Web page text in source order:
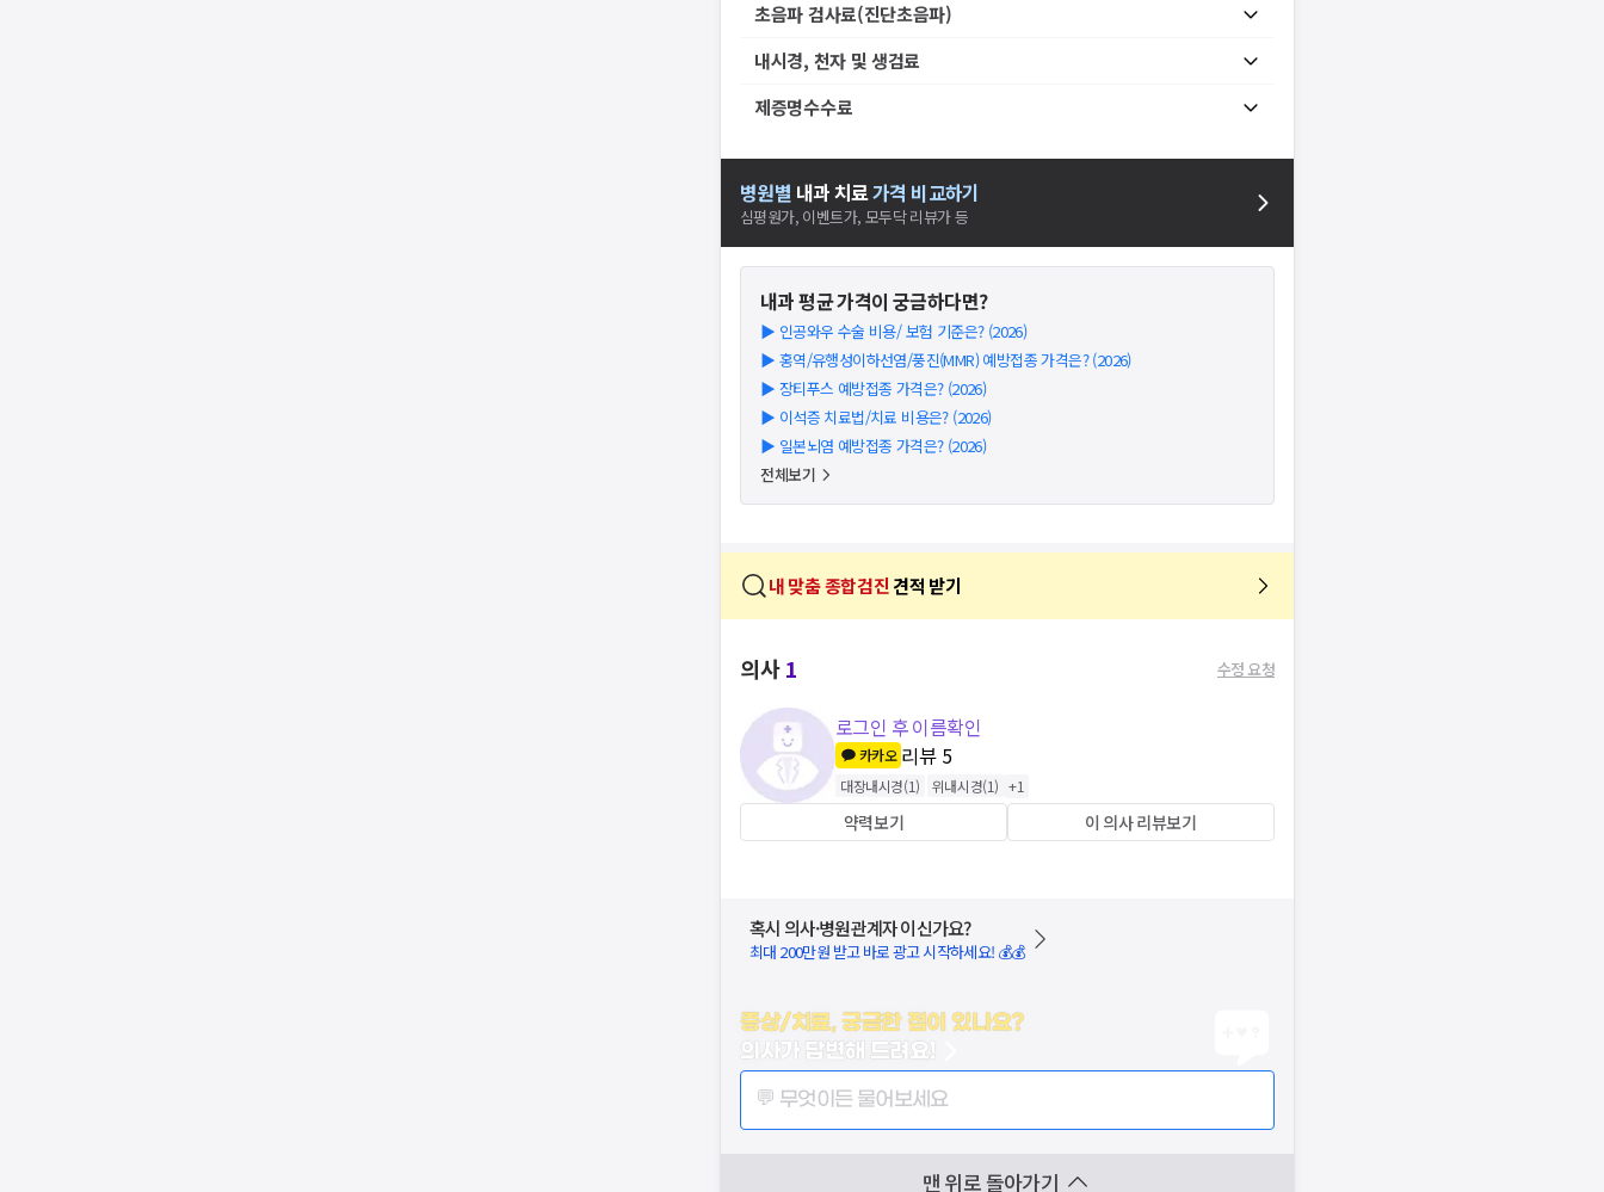
초음파 검사료(진단초음파)
내시경, 천자 및 생검료
제증명수수료
병원별 내과치료가격 비교하기
심평원가, 이벤트가, 모두닥 리뷰가 등
내과평균 가격이 궁금하다면?
▶ 인공와우 수술 비용/ 보험 기준은? (2026)
▶ 홍역/유행성이하선염/풍진(MMR) 예방접종 가격은? (2026)
▶ 장티푸스 예방접종 가격은? (2026)
▶ 이석증 치료법/치료 비용은? (2026)
▶ 일본뇌염 예방접종 가격은? (2026)
전체보기
내 맞춤 종합검진 견적 받기
의사1 수정 요청
로그인 후 이름확인
카카오 리뷰 5
대장내시경(1) 위내시경(1) +1
약력보기 이 의사 리뷰보기
혹시 의사·병원관계자 이신가요?
최대 200만원 받고 바로 광고 시작하세요! 💰💰
증상/치료, 궁금한 점이 있나요?
의사가 답변해 드려요!
💬 무엇이든 물어보세요
맨 위로 돌아가기